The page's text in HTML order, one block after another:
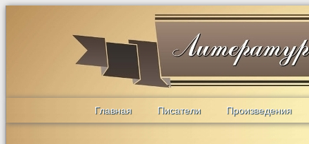
Главная Писатели Произведения